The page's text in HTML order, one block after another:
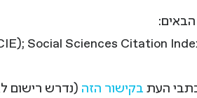
Social Sciences Citation
העת בקישור הזה (נדרש רישום